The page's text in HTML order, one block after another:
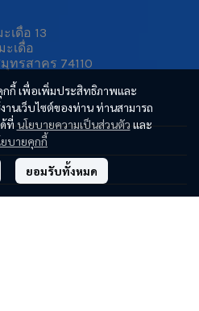
กกี้ เพื่อเพิ่มประสิทธิภาพและ
นเว็บไซต์ของท่าน ท่านสามารถ
ด้ที่นโยบายความเป็นส่วนตัวและ
ยบายคุกกี้
ยอมรับทั้งหมด
เดื่อ 13
เดื่อ
ทรสาคร 74110